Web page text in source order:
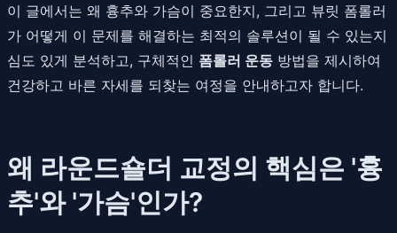
이 글에서는 왜 흉추와 가슴이 중요한지, 그리고 뷰릿 폼롤러
가 어떻게 이 문제를 해결하는 최적의 솔루션이 될 수 있는지
심도 있게 분석하고, 구체적인 폼롤러 운동 방법을 제시하여
건강하고 바른 자세를 되찾는 여정을 안내하고자 합니다.
왜 라운드숄더 교정의 핵심은 '흉
추'와 '가슴'인가?